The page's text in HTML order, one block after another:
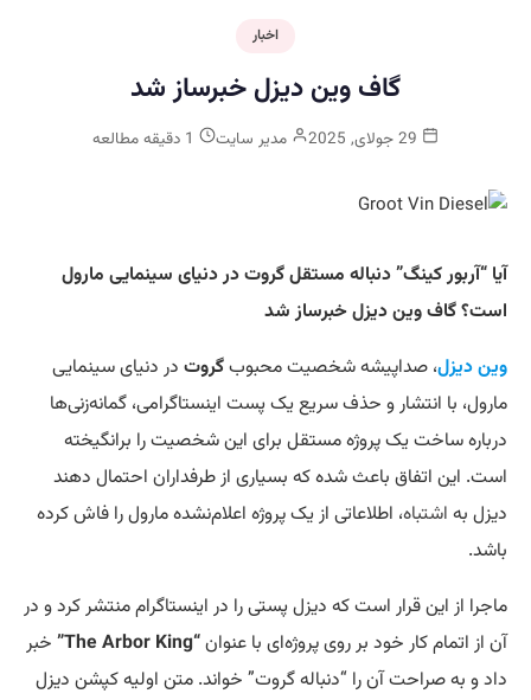
اخبار
گاف وین دیزل خبرساز شد
مدیر سایت
آیا “آربور کینگ” دنباله مستقل گروت در دنیای سینمایی مارول
است؟ گاف وین دیزل خبرساز شد
وین دیزل، صداپیشه شخصیت محبوبگروت در دنیای سینمایی
مارول، با انتشار و حذف سریع یک پست اینستاگرامی، گمانه‌زنی‌ها
درباره ساخت یک پروژه مستقل برای این شخصیت را برانگیخته
است. این اتفاق باعث شده که بسیاری از طرفداران احتمال دهند
دیزل به اشتباه، اطلاعاتی از یک پروژه اعلام‌نشده مارول را فاش کرده
باشد.
ماجرا از این قرار است که دیزل پستی را در اینستاگرام منتشر کرد و در
آن از اتمام کار خود بر روی پروژه‌ای با عنوان“The Arbor King”
خبر
داد و به صراحت آن را “دنباله گروت” خواند. متن اولیه کپشن دیزل